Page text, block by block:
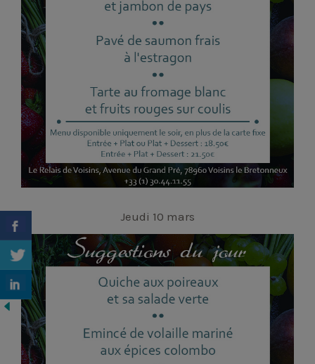
Jeudi 10 mars